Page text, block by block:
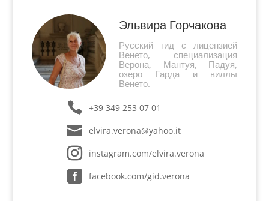
Эльвира Горчакова
Русский гид с лицензией
Венето, специализация
Верона, Мантуя, Падуя,
озеро Гарда и виллы
Венето.
+39 349 253 07 01
elvira.verona@yahoo.it
instagram.com/elvira.verona
facebook.com/gid.verona